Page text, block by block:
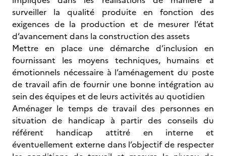
surveiller la qualité produite en fonction des
exigences de la production et de mesurer l’état
d’avancement dans la construction des assets
Mettre en place une démarche d’inclusion en
fournissant les moyens techniques, humains et
émotionnels nécessaire à l’aménagement du poste
de travail afin de fournir une bonne intégration au
sein des équipes et de leurs activités au quotidien
Aménager le temps de travail des personnes en
situation de handicap à partir des conseils du
référent handicap attitré en interne et
éventuellement externe dans l’objectif de respecter